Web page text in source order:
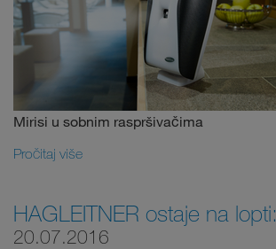
Mirisi u sobnim raspršivačima
Pročitaj više
HAGLEITNER ostaje na lopti:
20.07.2016